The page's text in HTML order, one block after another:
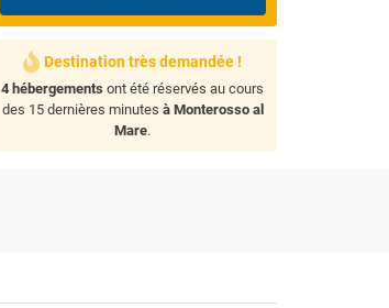
Destination très demandée !
4 hébergements ont été réservés au cours
des 15 dernières minutes à Monterosso al
Mare.